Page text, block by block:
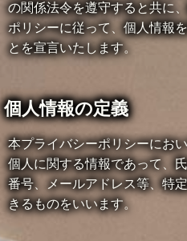
の関係法令を遵守すると共に
ポリシーに従って、個人情報
とを宣言いたします。
個人情報の定義
本プライバシーポリシーにお
個人に関する情報であって、
番号、メールアドレス等、特
きるものをいいます。